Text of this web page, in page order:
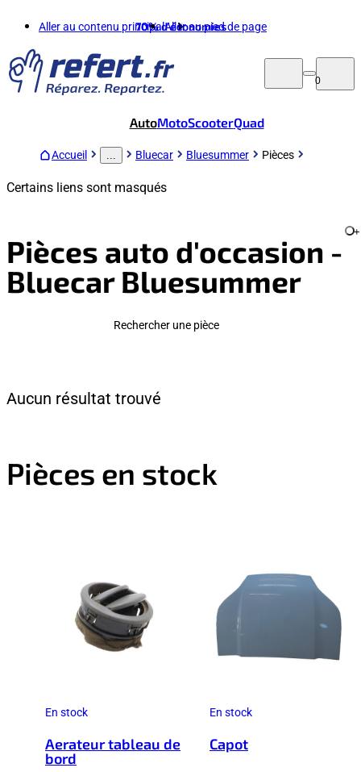
Aller au contenu principalAller au pied de page
70%d'économies
0
AutoMotoScooterQuad
Accueil Bluecar Bluesummer Pièces
Certains liens sont masqués
Pièces auto d'occasion -
Bluecar Bluesummer
+
Rechercher une pièce
Aucun résultat trouvé
Pièces en stock
En stock
Aerateur tableau de
bord
En stock
Capot